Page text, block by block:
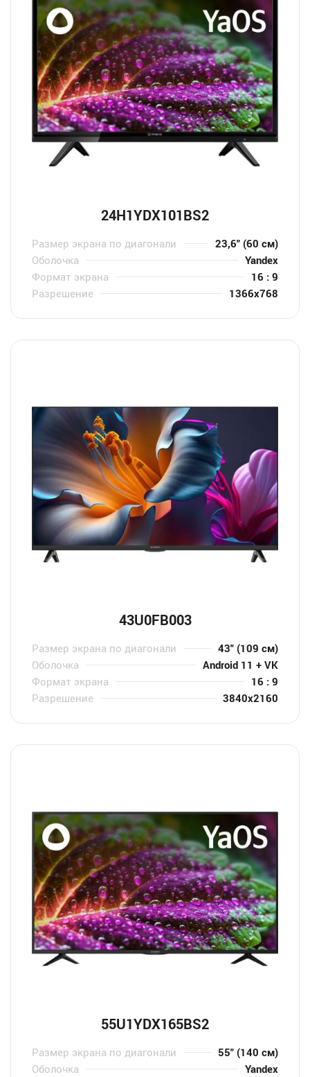
24H1YDX101BS2
Размер экрана по диагонали
23,6" (60 см)
Оболочка
Yandex
Формат экрана
16 : 9
Разрешение
1366x768
43U0FB003
Размер экрана по диагонали
43" (109 см)
Оболочка
Android 11 + VK
Формат экрана
16 : 9
Разрешение
3840x2160
55U1YDX165BS2
Размер экрана по диагонали
55" (140 см)
Оболочка
Yandex